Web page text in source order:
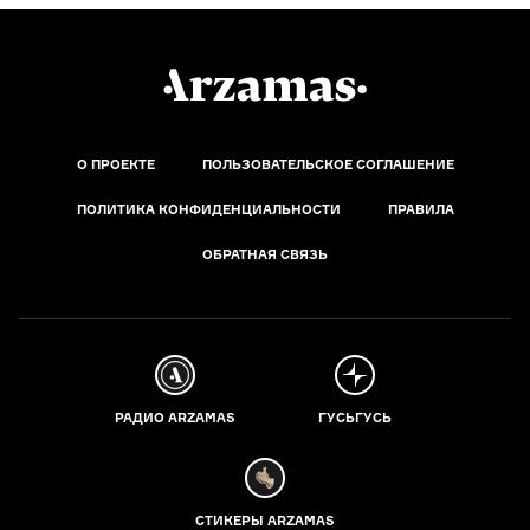
О ПРОЕКТЕ ПОЛЬЗОВАТЕЛЬСКОЕ СОГЛАШЕНИЕ
ПОЛИТИКА КОНФИДЕНЦИАЛЬНОСТИ ПРАВИЛА
ОБРАТНАЯ СВЯЗЬ
РАДИО ARZAMAS ГУСЬГУСЬ
СТИКЕРЫ ARZAMAS